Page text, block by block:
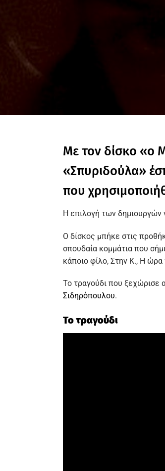
Με τον δίσκο «ο
«Σπυριδούλα»
που
Η επιλογή των δημιουργών
Ο δίσκος μπήκε στις
σπουδαία κομμάτια που
κάποιο φίλο, Στην Κ., Η
Το τραγούδι που
Σιδηρόπουλου.
Το τραγούδι